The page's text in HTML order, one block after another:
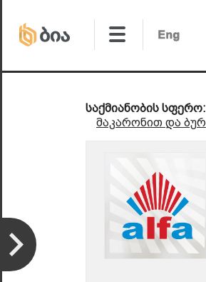
საქმიანობის სფერო:
მაკარონით და